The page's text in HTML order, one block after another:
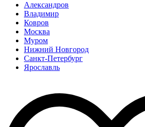
Александров
Владимир
Ковров
Москва
Муром
Нижний Новгород
Санкт-Петербург
Ярославль